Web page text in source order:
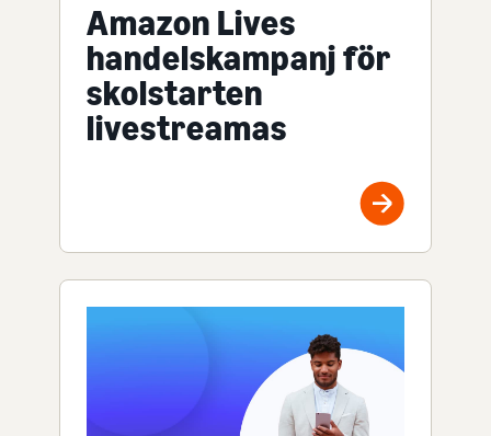
Amazon Lives
handelskampanj för
skolstarten
livestreamas